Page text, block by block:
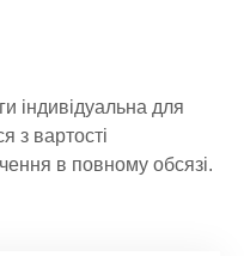
індивідуальна для
з вартості
в повному обсязі.